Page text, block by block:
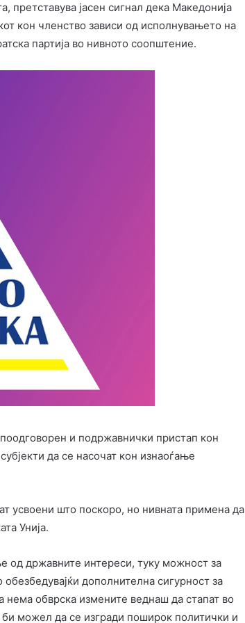
претставува јасен сигнал дека Македонија
кон членство зависи од исполнувањето на
партија во нивното соопштение.
и подржавнички пристап кон
да се насочат кон изнаоѓање
усвоени што поскоро, но нивната примена да
Унија.
од државните интереси, туку можност за
дополнителна сигурност за
нема обврска измените веднаш да стапат во
можел да се изгради поширок политички и